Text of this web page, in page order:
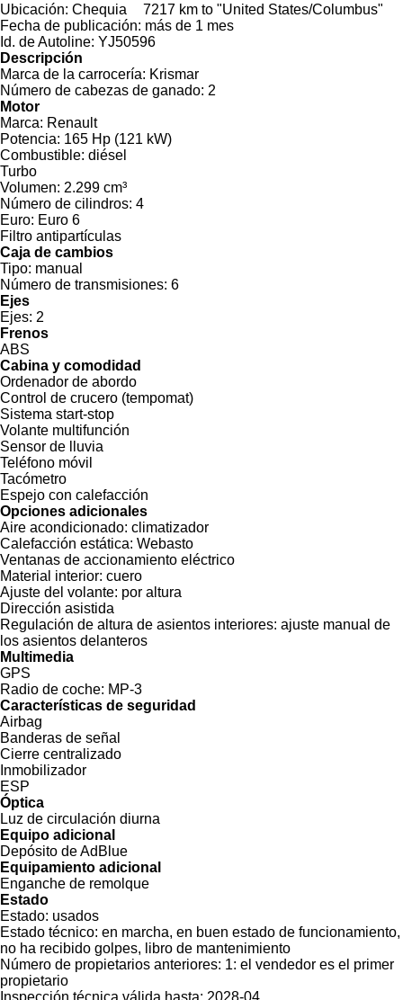
Ubicación: Chequia
7217 km to "United States/Columbus"
Fecha de publicación: más de 1 mes
Id. de Autoline: YJ50596
Descripción
Marca de la carrocería: Krismar
Número de cabezas de ganado: 2
Motor
Marca: Renault
Potencia: 165 Hp (121 kW)
Combustible: diésel
Turbo
Volumen: 2.299 cm³
Número de cilindros: 4
Euro: Euro 6
Filtro antipartículas
Caja de cambios
Tipo: manual
Número de transmisiones: 6
Ejes
Ejes: 2
Frenos
ABS
Cabina y comodidad
Ordenador de abordo
Control de crucero (tempomat)
Sistema start-stop
Volante multifunción
Sensor de lluvia
Teléfono móvil
Tacómetro
Espejo con calefacción
Opciones adicionales
Aire acondicionado: climatizador
Calefacción estática: Webasto
Ventanas de accionamiento eléctrico
Material interior: cuero
Ajuste del volante: por altura
Dirección asistida
Regulación de altura de asientos interiores: ajuste manual de
los asientos delanteros
Multimedia
GPS
Radio de coche: MP-3
Características de seguridad
Airbag
Banderas de señal
Cierre centralizado
Inmobilizador
ESP
Óptica
Luz de circulación diurna
Equipo adicional
Depósito de AdBlue
Equipamiento adicional
Enganche de remolque
Estado
Estado: usados
Estado técnico: en marcha, en buen estado de funcionamiento,
no ha recibido golpes, libro de mantenimiento
Número de propietarios anteriores: 1: el vendedor es el primer
propietario
Inspección técnica válida hasta: 2028-04